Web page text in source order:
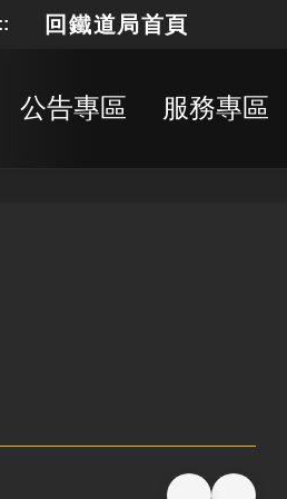
回鐵道局首頁
公告專區 服務專區